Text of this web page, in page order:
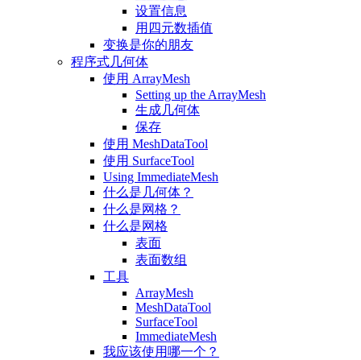
设置信息
用四元数插值
变换是你的朋友
程序式几何体
使用 ArrayMesh
Setting up the ArrayMesh
生成几何体
保存
使用 MeshDataTool
使用 SurfaceTool
Using ImmediateMesh
什么是几何体？
什么是网格？
什么是网格
表面
表面数组
工具
ArrayMesh
MeshDataTool
SurfaceTool
ImmediateMesh
我应该使用哪一个？